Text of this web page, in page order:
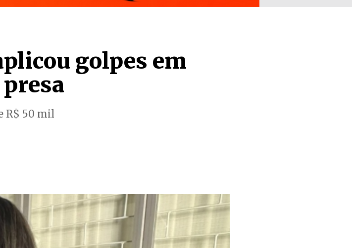
golpes em
R$ 50 mil